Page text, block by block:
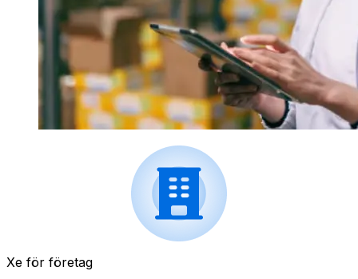
Xe för företag